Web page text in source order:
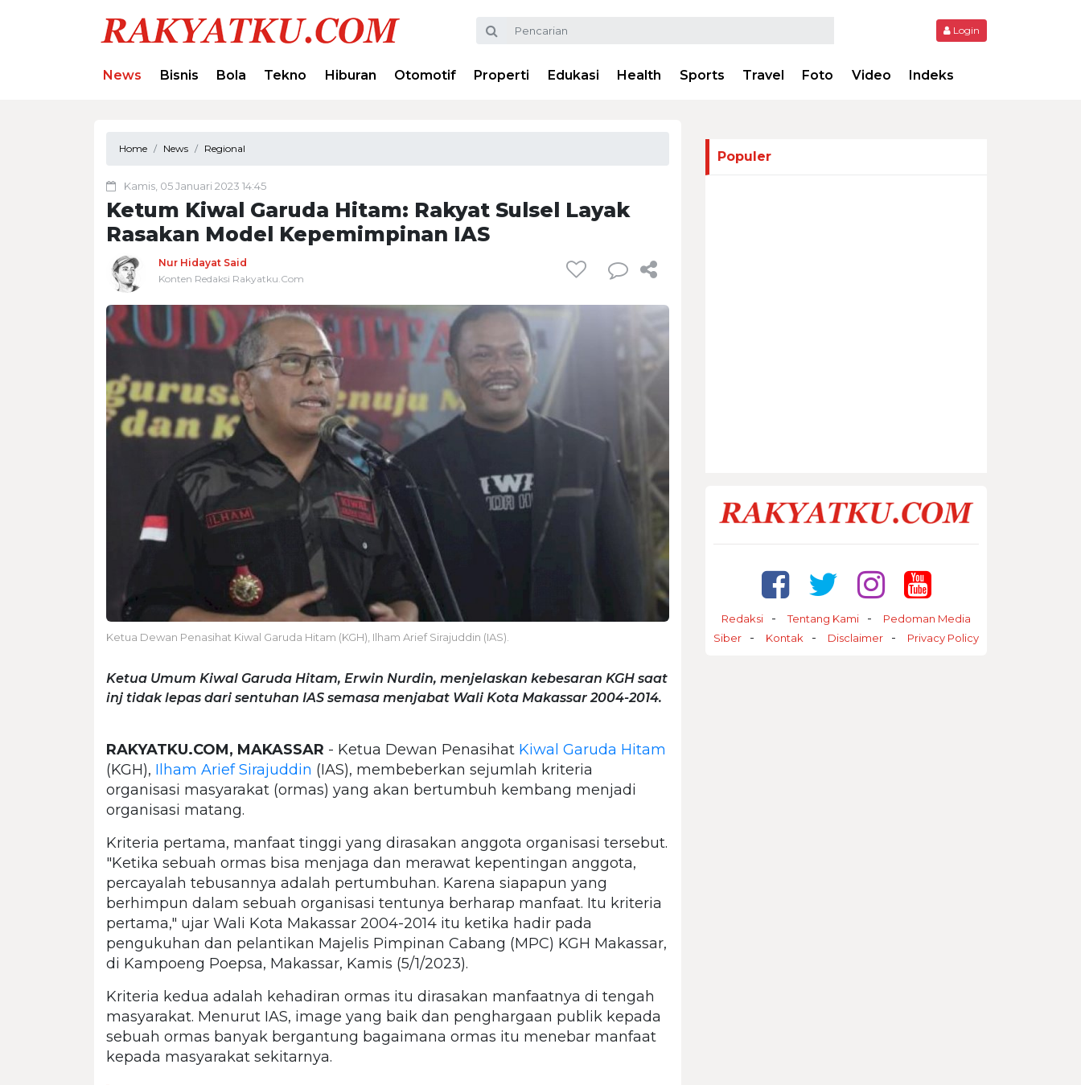
Login
News Bisnis Bola Tekno Hiburan Otomotif Properti Edukasi Health Sports Travel Foto Video Indeks
Home News Regional
Kamis, 05 Januari 2023 14:45
Ketum Kiwal Garuda Hitam: Rakyat Sulsel Layak
Rasakan Model Kepemimpinan IAS
Nur Hidayat Said
Konten Redaksi Rakyatku.Com
Ketua Dewan Penasihat Kiwal Garuda Hitam (KGH), Ilham Arief Sirajuddin (IAS).
Ketua Umum Kiwal Garuda Hitam, Erwin Nurdin, menjelaskan kebesaran KGH saat
inj tidak lepas dari sentuhan IAS semasa menjabat Wali Kota Makassar 2004-2014.
RAKYATKU.COM, MAKASSAR - Ketua Dewan Penasihat Kiwal Garuda Hitam
(KGH), Ilham Arief Sirajuddin (IAS), membeberkan sejumlah kriteria
organisasi masyarakat (ormas) yang akan bertumbuh kembang menjadi
organisasi matang.
Kriteria pertama, manfaat tinggi yang dirasakan anggota organisasi tersebut.
"Ketika sebuah ormas bisa menjaga dan merawat kepentingan anggota,
percayalah tebusannya adalah pertumbuhan. Karena siapapun yang
berhimpun dalam sebuah organisasi tentunya berharap manfaat. Itu kriteria
pertama," ujar Wali Kota Makassar 2004-2014 itu ketika hadir pada
pengukuhan dan pelantikan Majelis Pimpinan Cabang (MPC) KGH Makassar,
di Kampoeng Poepsa, Makassar, Kamis (5/1/2023).
Kriteria kedua adalah kehadiran ormas itu dirasakan manfaatnya di tengah
masyarakat. Menurut IAS, image yang baik dan penghargaan publik kepada
sebuah ormas banyak bergantung bagaimana ormas itu menebar manfaat
kepada masyarakat sekitarnya.
Populer
Redaksi Tentang Kami
Pedoman Media
Siber
Kontak Disclaimer Privacy Policy